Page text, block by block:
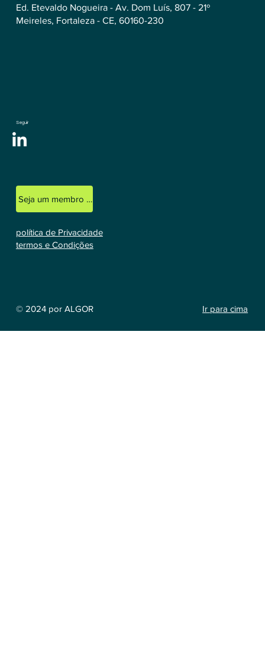
Ed. Etevaldo Nogueira - Av. Dom Luís, 807 - 21º
Meireles, Fortaleza - CE, 60160-230
Seguir
Seja um membro licenciado
política de Privacidade
termos e Condições
© 2024 por ALGOR Ir para cima